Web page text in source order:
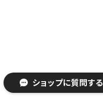
ショップに質問する